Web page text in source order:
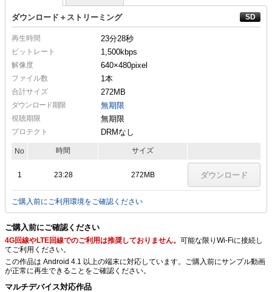
ダウンロード＋ストリーミング
再生時間 23分28秒
ビットレート 1,500kbps
解像度 640×480pixel
ファイル数 1本
合計サイズ 272MB
ダウンロード期限 無期限
視聴期限 無期限
プロテクト DRMなし
No 時間 サイズ
1 23:28 272MB ダウンロード
ご購入前にご利用環境をご確認ください
ご購入前にご確認ください
4G回線やLTE回線でのご利用は推奨しておりません。 可能な限りWi-Fiに接続し
てご利用ください。
この作品は Android 4.1 以上の端末に対応しています。ご購入前にサンプル動画
が正常に再生できることをご確認ください。
マルチデバイス対応作品